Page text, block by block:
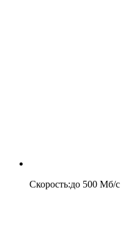
Скорость:до 500 Мб/c